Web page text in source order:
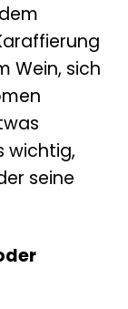
Wein, sich
wichtig,
seine